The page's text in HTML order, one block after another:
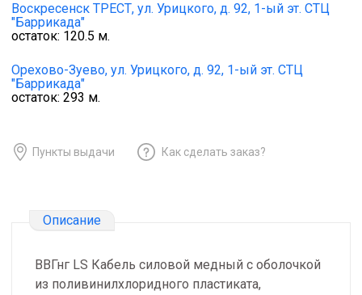
Воскресенск ТРЕСТ, ул. Урицкого, д. 92, 1-ый эт. СТЦ
"Баррикада"
остаток: 120.5 м.
Орехово-Зуево, ул. Урицкого, д. 92, 1-ый эт. СТЦ
"Баррикада"
остаток: 293 м.
Пункты выдачи Как сделать заказ?
Описание
ВВГнг LS Кабель силовой медный с оболочкой
из поливинилхлоридного пластиката,